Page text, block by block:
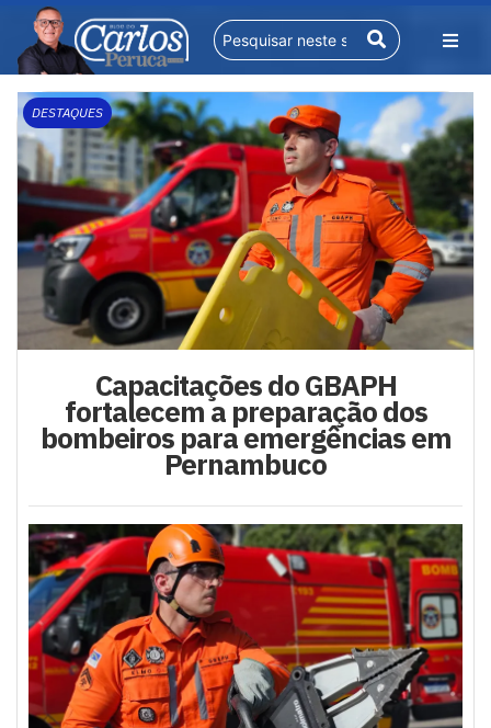
DESTAQUES
Capacitações do GBAPH
fortalecem a preparação dos
bombeiros para emergências em
Pernambuco